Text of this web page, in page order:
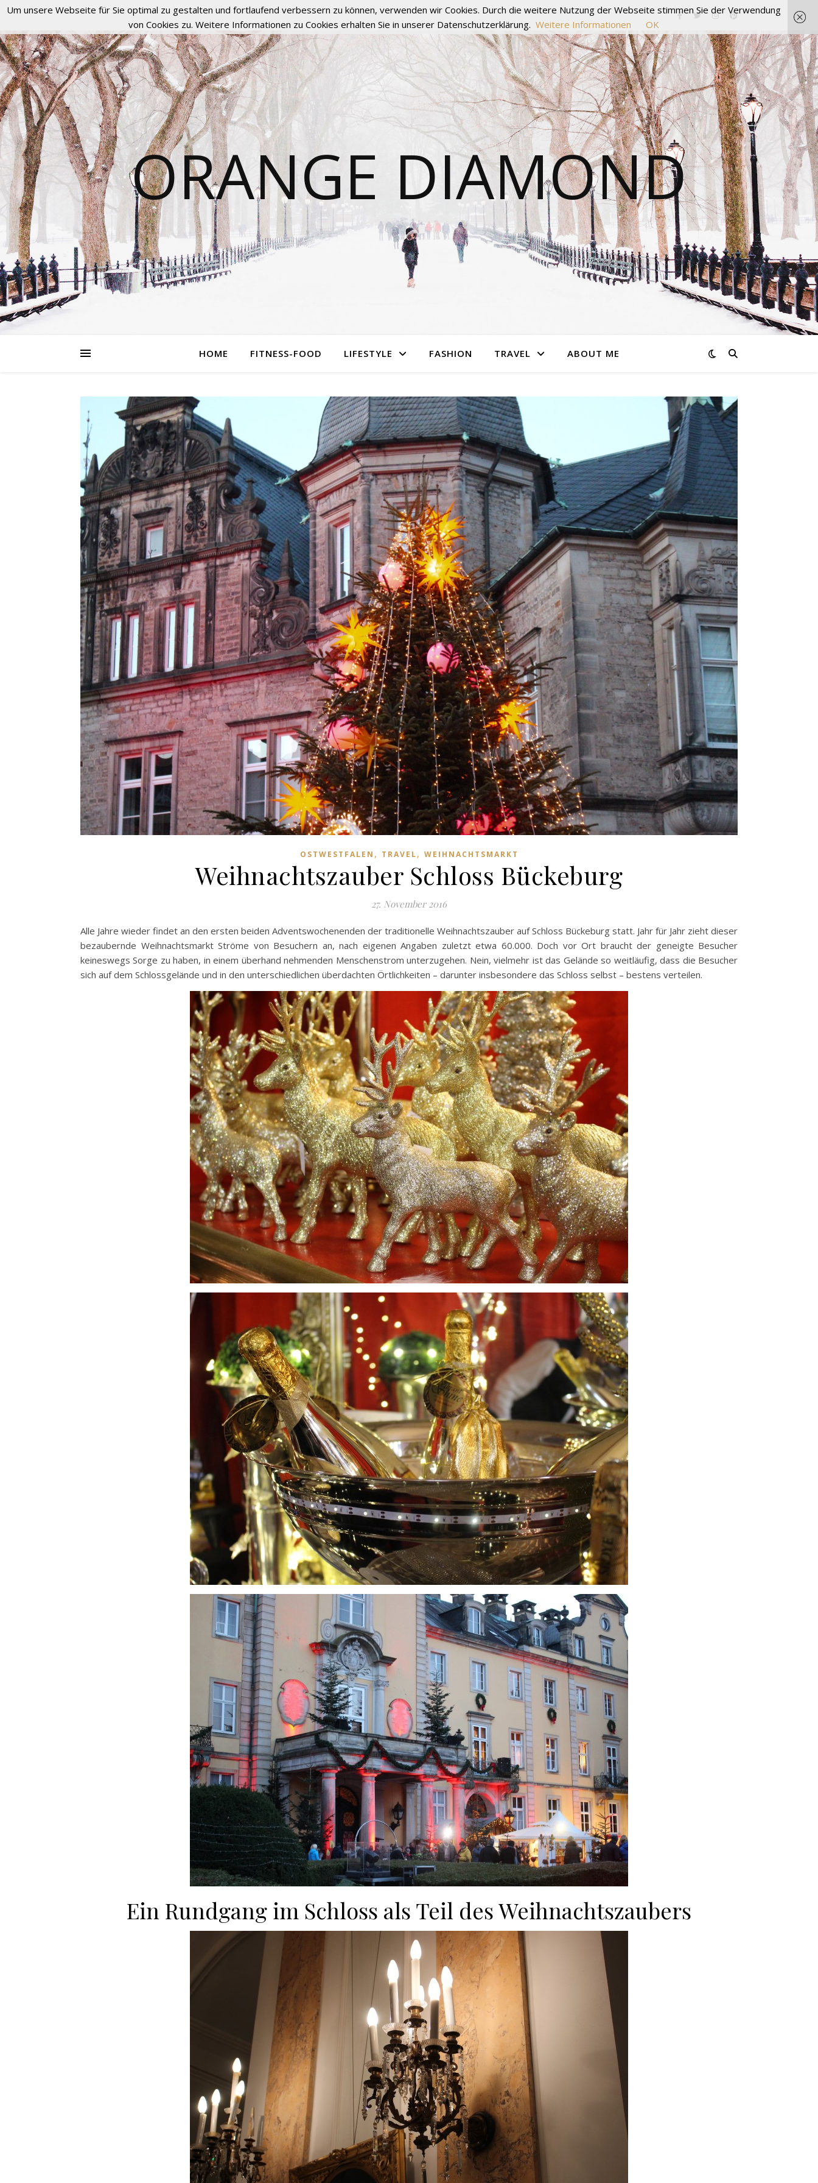
ORANGE DIAMOND
HOME FITNESS-FOOD LIFESTYLE FASHION TRAVEL ABOUT ME
OSTWESTFALEN , TRAVEL, WEIHNACHTSMARKT
Weihnachtszauber Schloss Bückeburg
27. November 2016
Alle Jahre wieder findet an den ersten beiden Adventswochenenden der traditionelle Weihnachtszauber auf Schloss Bückeburg statt. Jahr für Jahr zieht dieser
bezaubernde Weihnachtsmarkt Ströme von Besuchern an, nach eigenen Angaben zuletzt etwa 60.000. Doch vor Ort braucht der geneigte Besucher
keineswegs Sorge zu haben, in einem überhand nehmenden Menschenstrom unterzugehen. Nein, vielmehr ist das Gelände so weitläufig, dass die Besucher
sich auf dem Schlossgelände und in den unterschiedlichen überdachten Örtlichkeiten – darunter insbesondere das Schloss selbst – bestens verteilen.
Ein Rundgang im Schloss als Teil des Weihnachtszaubers
Um unsere Webseite für Sie optimal zu gestalten und fortlaufend verbessern zu können, verwenden wir Cookies. Durch die weitere Nutzung der Webseite stimmen Sie der Verwendung
von Cookies zu. Weitere Informationen zu Cookies erhalten Sie in unserer Datenschutzerklärung. Weitere Informationen OK